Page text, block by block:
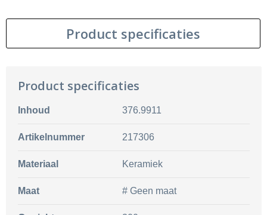
Product specificaties
Product specificaties
Inhoud 376.9911
Artikelnummer 217306
Materiaal Keramiek
Maat # Geen maat